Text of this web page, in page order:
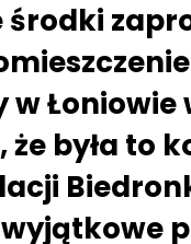
środki
Łoniowie
że była to